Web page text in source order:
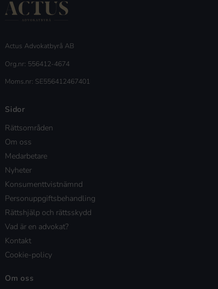
Actus Advokatbyrå AB
Org.nr: 556412-4674
Moms.nr: SE556412467401
Sidor
Rättsområden
Om oss
Medarbetare
Nyheter
Konsumenttvistnämnd
Personuppgiftsbehandling
Rättshjälp och rättsskydd
Vad är en advokat?
Kontakt
Cookie-policy
Om oss